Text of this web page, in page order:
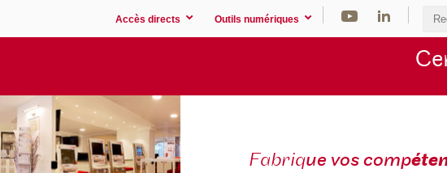
Accès directs Outils numériques
Fabrique vos comp